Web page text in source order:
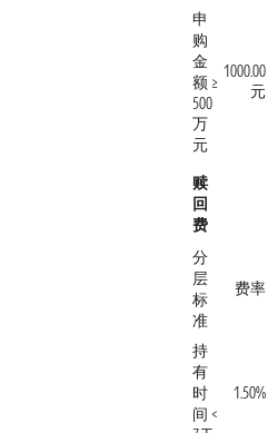
申
购
金
额 ≥
500
万
元
1000.00
元
赎
回
费
分
层
标
准
费率
持
有
时
间 <
1.50%